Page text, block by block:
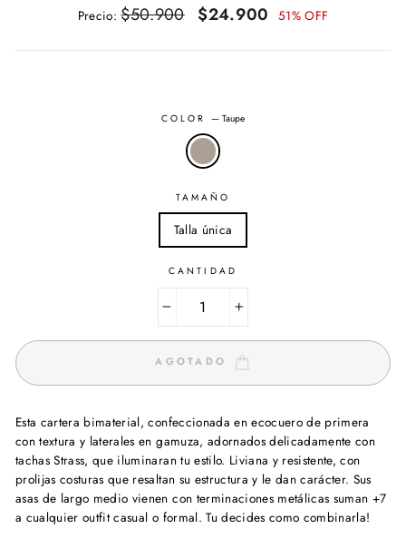
Precio
Precio:$50.900
Precio
oferta
$24.900 51% OFF
COLOR—Taupe
TAMAÑO
Talla única
CANTIDAD
AGOTADO
Esta cartera bimaterial, confeccionada en ecocuero de primera
con textura y laterales en gamuza, adornados delicadamente con
tachas Strass, que iluminaran tu estilo. Liviana y resistente, con
prolijas costuras que resaltan su estructura y le dan carácter. Sus
asas de largo medio vienen con terminaciones metálicas suman +7
a cualquier outfit casual o formal. Tu decides como combinarla!